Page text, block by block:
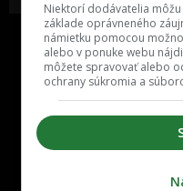
Niektorí dodávatelia
základe oprávneného
námietku pomocou
alebo v ponuke webu
môžete spravovať alebo
ochrany súkromia a